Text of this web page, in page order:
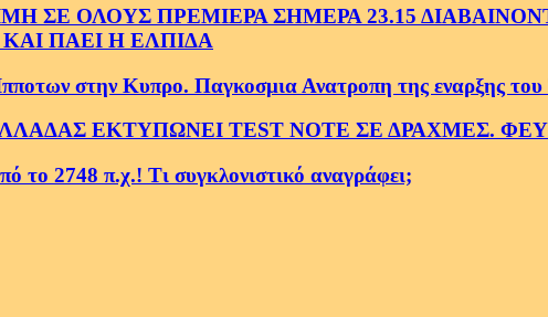
ΟΛΟΥΣ ΠΡΕΜΙΕΡΑ ΣΗΜΕΡΑ 23.15
ΠΑΕΙ Η ΕΛΠΙΔΑ
Κυπρο. Παγκοσμια Ανατροπη της εναρξης του
ΕΚΤΥΠΩΝΕΙ TEST NOTE ΣΕ ΔΡΑΧΜΕΣ.
2748 π.χ.! Τι συγκλονιστικό αναγράφει;